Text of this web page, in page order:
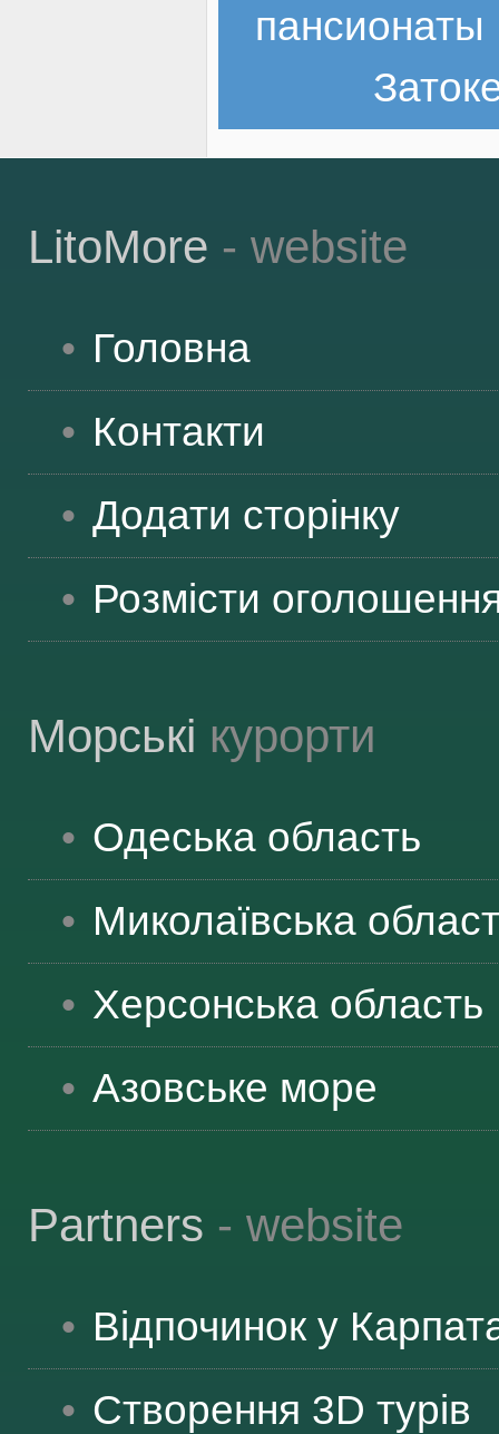
пансионаты
LitoMore - website
Головна
Контакти
Додати сторінку
Розмісти
Морські курорти
Одеська область
Миколаївська
Херсонська область
Азовське море
Partners - website
Відпочинок у
Створення 3D турів